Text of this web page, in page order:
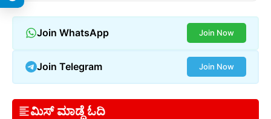
Join WhatsApp Join Now
Join Telegram Join Now
ಮಿಸ್ ಮಾಡ್ದೆ ಓದಿ